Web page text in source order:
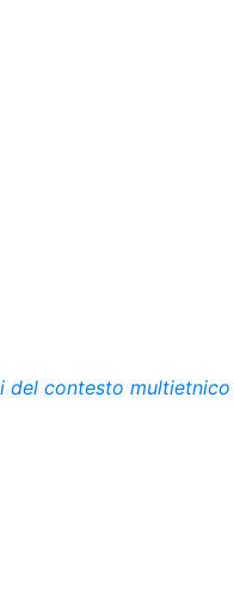
del contesto multietnico